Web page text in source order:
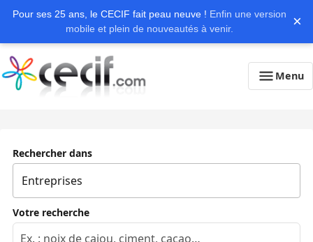
Pour ses 25 ans, le CECIF fait peau neuve ! Enfin une version
mobile et plein de nouveautés à venir.
×
Menu
Rechercher dans
Votre recherche